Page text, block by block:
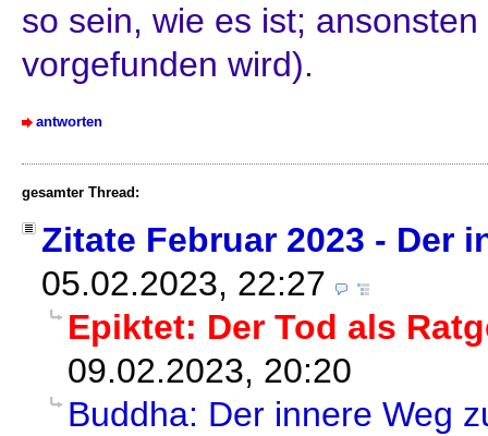
so sein, wie es ist;
vorgefunden wird).
antworten
gesamter Thread:
Zitate Februar 2023 - Der
05.02.2023, 22:27
Epiktet: Der Tod als
09.02.2023, 20:20
Buddha: Der innere Weg